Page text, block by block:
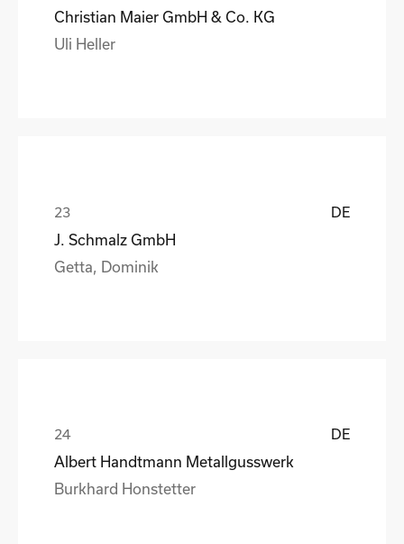
Christian Maier GmbH & Co. KG
Uli Heller
DE
J. Schmalz GmbH
Getta, Dominik
DE
Albert Handtmann Metallgusswerk
Burkhard Honstetter